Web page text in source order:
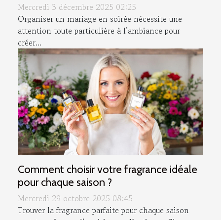
Mercredi 3 décembre 2025 02:25
Organiser un mariage en soirée nécessite une
attention toute particulière à l’ambiance pour
créer...
Comment choisir votre fragrance idéale
pour chaque saison ?
Mercredi 29 octobre 2025 08:45
Trouver la fragrance parfaite pour chaque saison